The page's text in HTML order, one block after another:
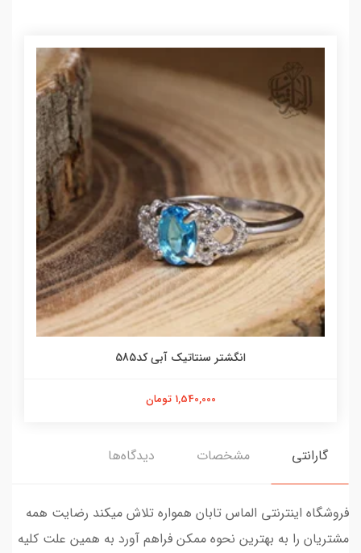
انگشتر سنتاتیک آبی کد585
1,540,000 تومان
گارانتی مشخصات دیدگاه‌ها
فروشگاه اینترنتی الماس تابان همواره تلاش میکند رضایت همه
مشتریان را به بهترین نحوه ممکن فراهم آورد به همین علت کلیه